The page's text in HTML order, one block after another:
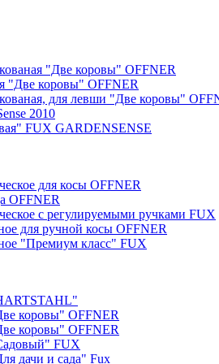
"Две коровы" OFFNER
"Две коровы" OFFNER
для левши "Две коровы"
2010
FUX GARDENSENSE
для косы OFFNER
OFFNER
с регулируемыми ручками FUX
для ручной косы OFFNER
"Премиум класс" FUX
коровы" OFFNER
коровы" OFFNER
FUX
дачи и сада" Fux